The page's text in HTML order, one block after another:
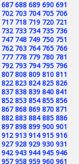
687 688 689 690 691
702 703 704 705 706
717 718 719 720 721
732 733 734 735 736
747 748 749 750 751
762 763 764 765 766
777 778 779 780 781
792 793 794 795 796
807 808 809 810 811
822 823 824 825 826
837 838 839 840 841
852 853 854 855 856
867 868 869 870 871
882 883 884 885 886
897 898 899 900 901
912 913 914 915 916
927 928 929 930 931
942 943 944 945 946
957 958 959 960 961